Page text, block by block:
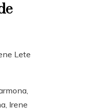
Lete
Irene